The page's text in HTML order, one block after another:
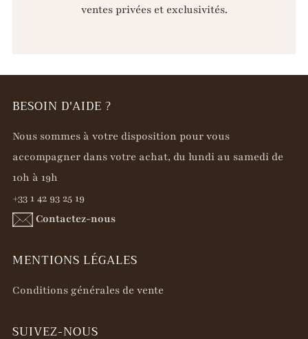
ventes privées et exclusivités.
BESOIN D'AIDE ?
Nous sommes à votre disposition pour vous
accompagner dans votre achat, du lundi au samedi de
10h à 19h
+33 1 42 93 25 19
Contactez-nous
MENTIONS LÉGALES
Conditions générales de vente
SUIVEZ-NOUS